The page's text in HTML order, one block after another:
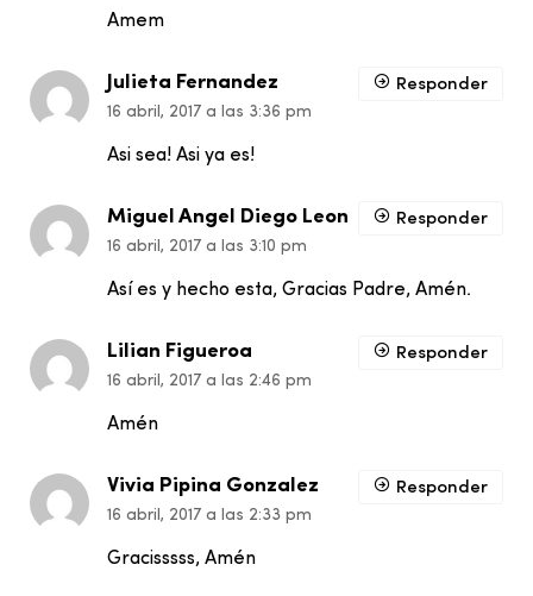
Amem
Julieta Fernandez
16 abril, 2017 a las 3:36 pm
Asi sea! Asi ya es!
Responder
Miguel Angel Diego Leon
16 abril, 2017 a las 3:10 pm
Así es y hecho esta, Gracias Padre, Amén.
Responder
Lilian Figueroa
16 abril, 2017 a las 2:46 pm
Amén
Responder
Vivia Pipina Gonzalez
16 abril, 2017 a las 2:33 pm
Gracisssss, Amén
Responder